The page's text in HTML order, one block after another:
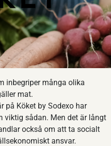
inbegriper många olika
mat.
på Köket by Sodexo har
viktig sådan. Men det är långt
också om att ta socialt
ansvar.